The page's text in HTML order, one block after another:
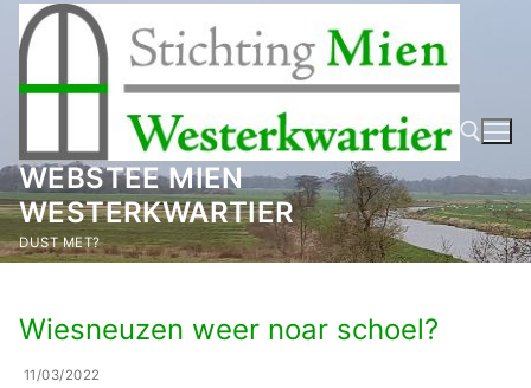
naar
inhoud
WEBSTEE MIEN
WESTERKWARTIER
DUST MET? Zoeken naar:
Wiesneuzen weer noar schoel?
11/03/2022